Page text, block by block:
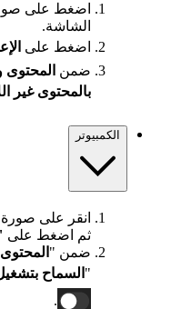
اضغط على
الشاشة.
اضغط على
ضمن
بالمحتوى غير
الكمبيوتر
انقر على
ثم اضغط على
ضمن " المحتوى
" السماح
.